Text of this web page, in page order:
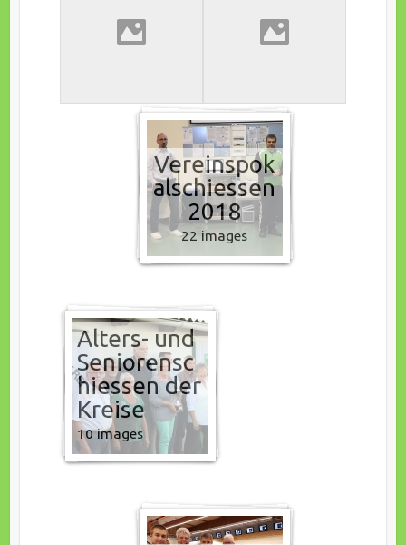
Vereinspok
alschiessen
2018
22 images
Alters- und
Seniorensc
hiessen der
Kreise
10 images